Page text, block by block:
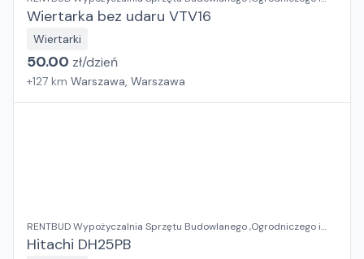
Elektronarzędzi
Wiertarka bez udaru VTV16
Wiertarki
50.00 zł/dzień
+127 km Warszawa, Warszawa
RENTBUD Wypożyczalnia Sprzętu Budowlanego ,Ogrodniczego i
Elektronarzędzi
Hitachi DH25PB